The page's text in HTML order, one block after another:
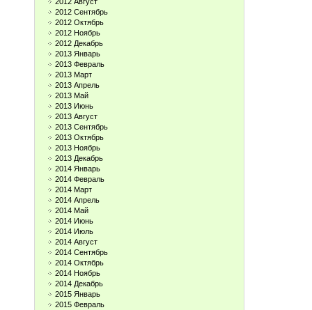
2012 Сентябрь
2012 Октябрь
2012 Ноябрь
2012 Декабрь
2013 Январь
2013 Февраль
2013 Март
2013 Апрель
2013 Май
2013 Июнь
2013 Август
2013 Сентябрь
2013 Октябрь
2013 Ноябрь
2013 Декабрь
2014 Январь
2014 Февраль
2014 Март
2014 Апрель
2014 Май
2014 Июнь
2014 Июль
2014 Август
2014 Сентябрь
2014 Октябрь
2014 Ноябрь
2014 Декабрь
2015 Январь
2015 Февраль